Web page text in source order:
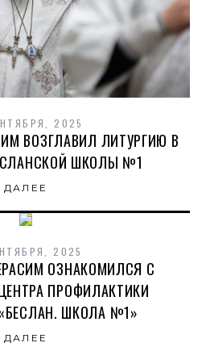
2025
ВОЗГЛАВИЛ ЛИТУРГИЮ В
ШКОЛЫ №1
ДАЛЕЕ
2025
ОЗНАКОМИЛСЯ С
ПРОФИЛАКТИКИ
ШКОЛА №1»
ДАЛЕЕ